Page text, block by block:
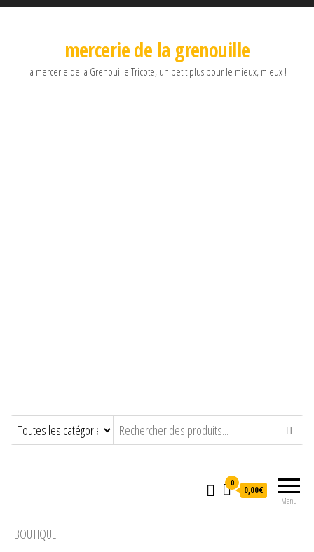
mercerie de la grenouille
la mercerie de la Grenouille Tricote, un petit plus pour le mieux, mieux !
Menu
0
0,00€
BOUTIQUE